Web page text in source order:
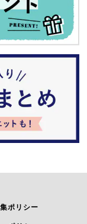
ポリシー